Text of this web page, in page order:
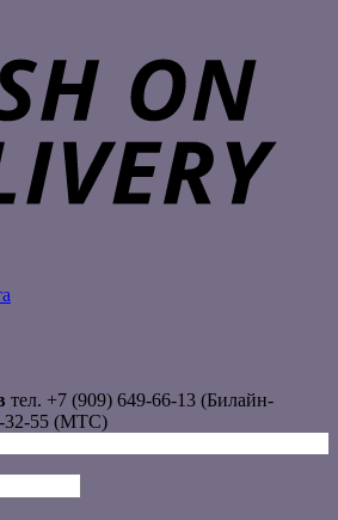
тел. +7 (909) 649-66-13 (Билайн-
32-55 (МТС)